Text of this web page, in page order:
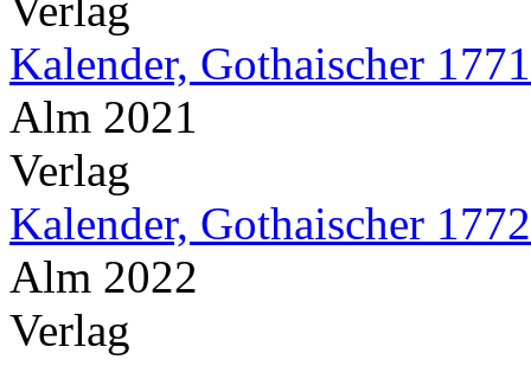
Kalender, Gothaischer 1771
Alm 2021
Verlag
Kalender, Gothaischer 1772
Alm 2022
Verlag